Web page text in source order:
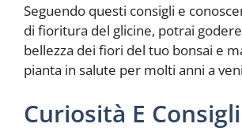
Seguendo questi consigli e
di fioritura del glicine, potrai
bellezza dei fiori del tuo bonsai e
pianta in salute per molti anni a
Curiosità E Consigli